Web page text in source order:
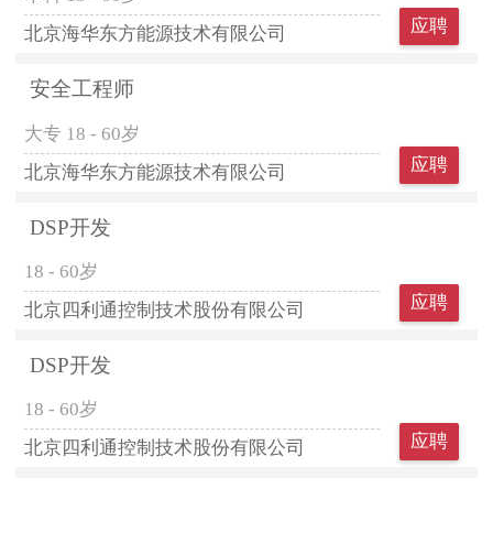
北京海华东方能源技术有限公司
应聘
安全工程师
大专 18 - 60岁
北京海华东方能源技术有限公司
应聘
DSP开发
18 - 60岁
北京四利通控制技术股份有限公司
应聘
DSP开发
18 - 60岁
北京四利通控制技术股份有限公司
应聘